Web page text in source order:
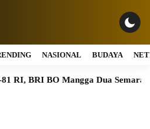
NASIONAL BUDAYA
BRI BO Mangga Dua